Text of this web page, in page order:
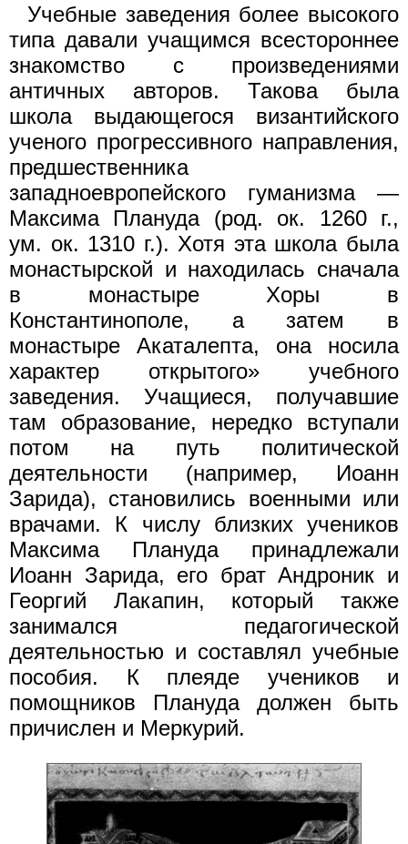
Учебные заведения более высокого
типа давали учащимся всестороннее
знакомство с произведениями
античных авторов. Такова была
школа выдающегося византийского
ученого прогрессивного направления,
предшественника
западноевропейского гуманизма —
Максима Плануда (род. ок. 1260 г.,
ум. ок. 1310 г.). Хотя эта школа была
монастырской и находилась сначала
в монастыре Хоры в
Константинополе, а затем в
монастыре Акаталепта, она носила
характер открытого» учебного
заведения. Учащиеся, получавшие
там образование, нередко вступали
потом на путь политической
деятельности (например, Иоанн
Зарида), становились военными или
врачами. К числу близких учеников
Максима Плануда принадлежали
Иоанн Зарида, его брат Андроник и
Георгий Лакапин, который также
занимался педагогической
деятельностью и составлял учебные
пособия. К плеяде учеников и
помощников Плануда должен быть
причислен и Меркурий.